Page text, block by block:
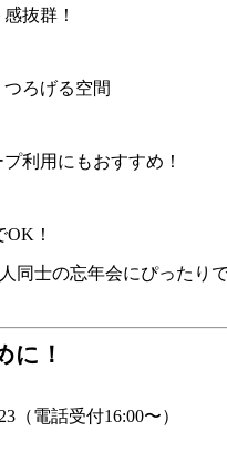
抜群！
ろげる空間
利用にもおすすめ！
！
同士の忘年会にぴったり
に！
（電話受付16:00〜）